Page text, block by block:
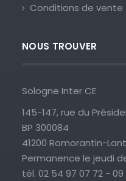
Conditions de vente
NOUS TROUVER
Sologne Inter CE
145-147, rue du
BP 300084
41200 Romorantin-
Permanence le jeudi de
tél. 02 54 97 07 72 -